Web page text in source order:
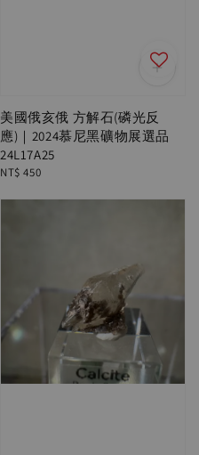
美國俄亥俄 方解石(磷光反
應)｜2024慕尼黑礦物展選品
24L17A25
Regular
NT$ 450